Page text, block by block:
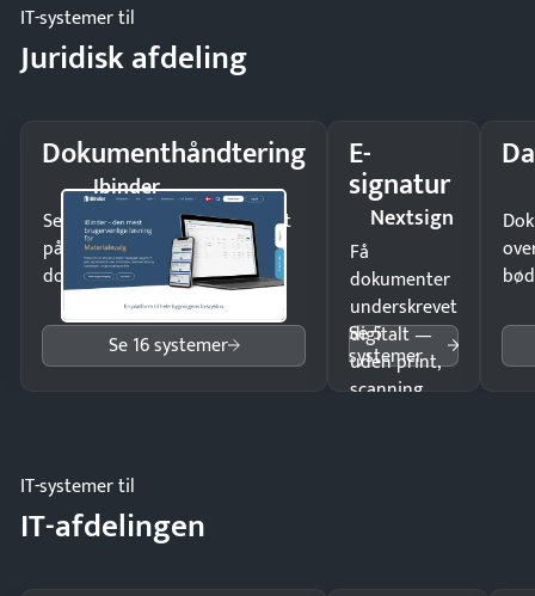
IT-systemer til
Juridisk afdeling
Dokumenthåndtering
Ibinder
Send kontrakter til underskrift
på minutter og mist ingen
dokumenter.
Se 16 systemer
E-
signatur
Nextsign
Få
dokumenter
underskrevet
digitalt —
uden print,
scanning
Se 5
systemer
IT-systemer til
IT-afdelingen